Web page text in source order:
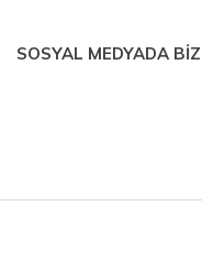
SOSYAL MEDYADA BİZ